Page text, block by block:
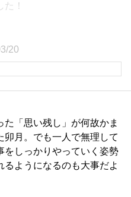
！
20
た「思い残し」が何故かま
卯月。でも一人で無理して
をしっかりやっていく姿勢
るようになるのも大事だよ